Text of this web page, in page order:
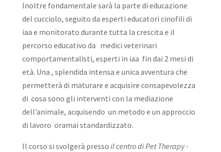
Inoltre fondamentale sarà la parte di educazione
del cucciolo, seguito da esperti educatori cinofili di
iaa e monitorato durante tutta la crescita e il
percorso educativo da medici veterinari
comportamentalisti, esperti in iaa fin dai 2 mesi di
età. Una , splendida intensa e unica avventura che
permetterà di maturare e acquisire consapevolezza
di cosa sono gli interventi con la mediazione
dell’animale, acquisendo un metodo e un approccio
di lavoro oramai standardizzato.
Il corso si svolgerà presso il centro di Pet Therapy -